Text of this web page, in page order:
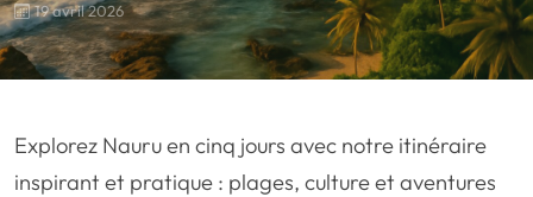
❤️ Voyage de noce 🥾 Randonnées
19 avril 2026
Explorez Nauru en cinq jours avec notre itinéraire
inspirant et pratique : plages, culture et aventures